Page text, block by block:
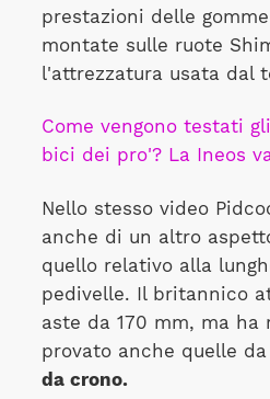
prestazioni delle gomme
montate sulle ruote
l'attrezzatura usata dal
Come vengono testati
bici dei pro'? La Ineos
Nello stesso video
anche di un altro
quello relativo alla
pedivelle. Il britannico
aste da 170 mm, ma ha
provato anche quelle da
da crono.